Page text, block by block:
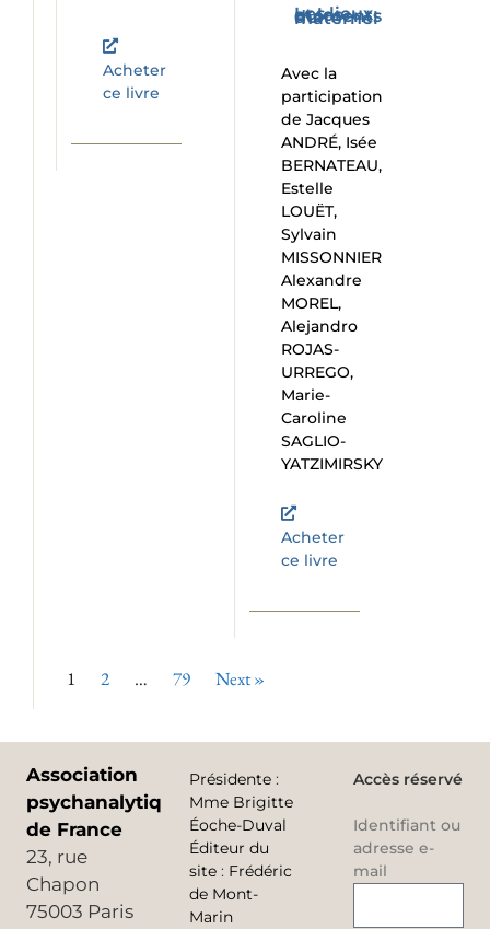
Acheter
ce livre
Les lieux et les moments du maternel
Avec la
participation
de Jacques
ANDRÉ, Isée
BERNATEAU,
Estelle
LOUËT,
Sylvain
MISSONNIER
Alexandre
MOREL,
Alejandro
ROJAS-
URREGO,
Marie-
Caroline
SAGLIO-
YATZIMIRSKY
Acheter
ce livre
1 2 … 79 Next »
Association
psychanalytique
de France
23, rue
Chapon
75003 Paris
Présidente :
Mme Brigitte
Éoche-Duval
Éditeur du
site : Frédéric
de Mont-
Marin
Accès réservé
Identifiant ou
adresse e-
mail